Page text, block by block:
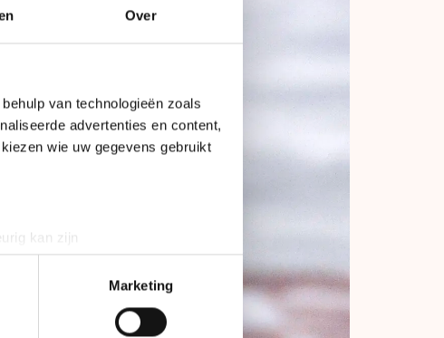
Over
van technologieën zoals
advertenties en content,
wie uw gegevens gebruikt
kan zijn
het
detailgedeeltein. U kunt uw
Marketing